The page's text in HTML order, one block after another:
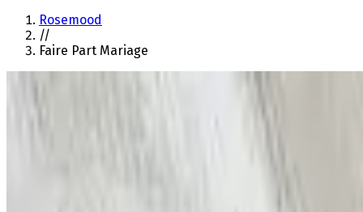
Rosemood
//
Faire Part Mariage